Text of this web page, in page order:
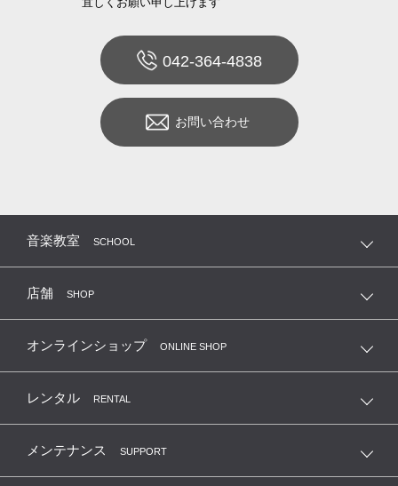
042-364-4838
お問い合わせ
音楽教室 SCHOOL
店舗 SHOP
オンラインショップ ONLINE SHOP
レンタル RENTAL
メンテナンス SUPPORT